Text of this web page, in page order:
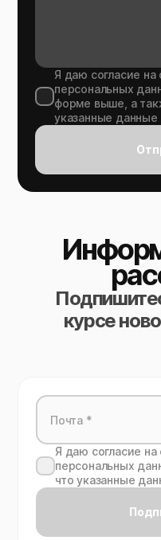
Я даю согласие
персональных
форме выше, а
указанные
курсе
Я даю согласие
персональных
что указанные